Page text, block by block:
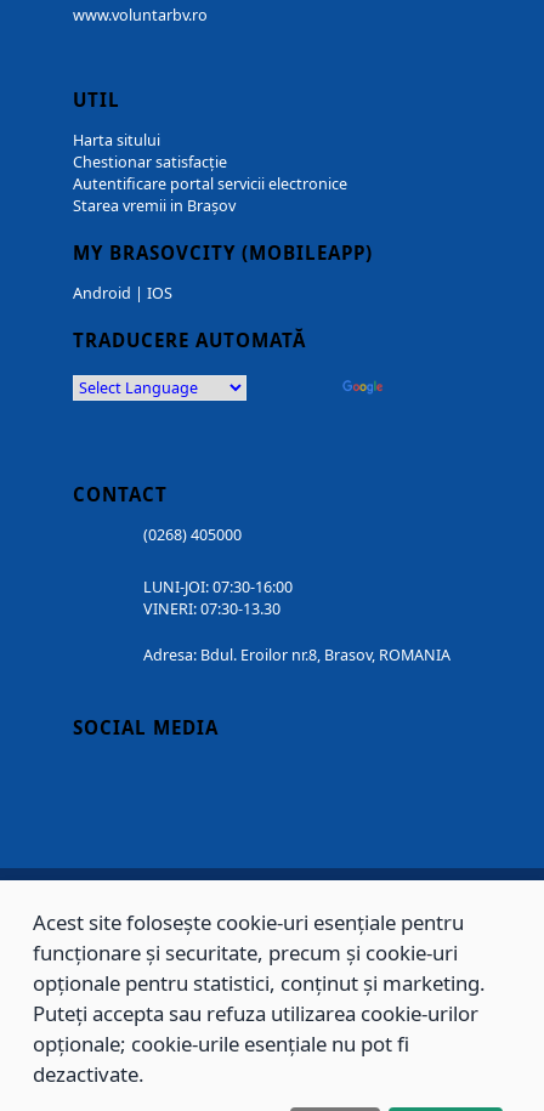
www.voluntarbv.ro
UTIL
Harta sitului
Chestionar satisfacție
Autentificare portal servicii electronice
Starea vremii in Brașov
MY BRASOVCITY (MOBILEAPP)
Android | IOS
TRADUCERE AUTOMATĂ
CONTACT
(0268) 405000
LUNI-JOI: 07:30-16:00
VINERI: 07:30-13.30
Adresa: Bdul. Eroilor nr.8, Brasov, ROMANIA
SOCIAL MEDIA
Copyright © 2002 - 2026 - PRIMĂRIA MUNICIPIULUI BRAȘOV, toate drepturile
rezervate.
Sitemap Contact
Acest site folosește cookie-uri esențiale pentru
funcționare și securitate, precum și cookie-uri
opționale pentru statistici, conținut și marketing.
Puteți accepta sau refuza utilizarea cookie-urilor
opționale; cookie-urile esențiale nu pot fi
dezactivate.